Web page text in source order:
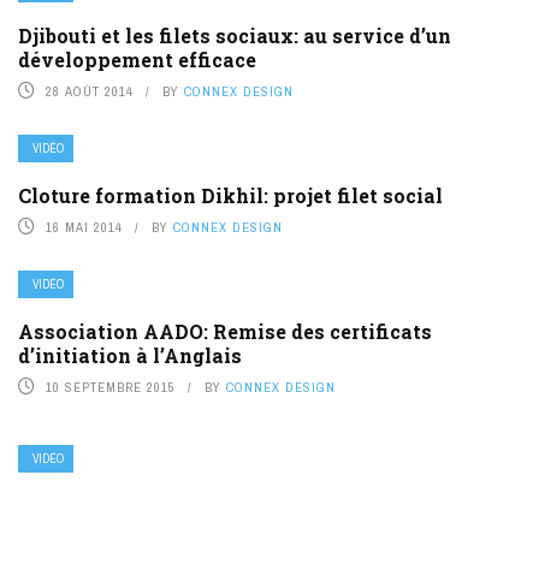
Djibouti et les filets sociaux: au service d’un
développement efficace
28 AOÛT 2014 BY CONNEX DESIGN
VIDÉO
Cloture formation Dikhil: projet filet social
16 MAI 2014 BY CONNEX DESIGN
VIDÉO
Association AADO: Remise des certificats
d’initiation à l’Anglais
10 SEPTEMBRE 2015 BY CONNEX DESIGN
VIDÉO